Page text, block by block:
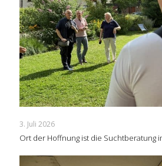
3. Juli 2026
Ort der Hoffnung ist die Suchtberatung